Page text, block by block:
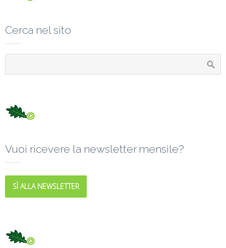
Cerca nel sito
Vuoi ricevere la newsletter mensile?
SÌ ALLA NEWSLETTER